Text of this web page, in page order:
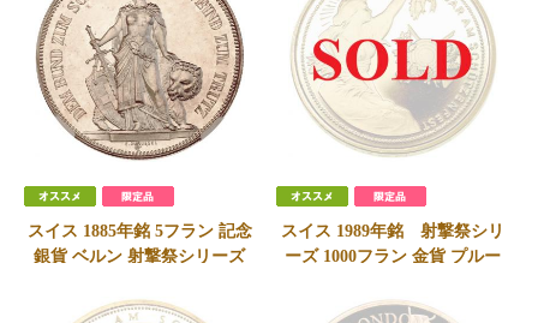
レア
SOLD
スイス 1885年銘 5フラン 記念
銀貨 ベルン 射撃祭シリーズ
MS63
スイス 1989年銘 射撃祭シリ
ーズ 1000フラン 金貨 プルー
行250枚 FDC完全未使用